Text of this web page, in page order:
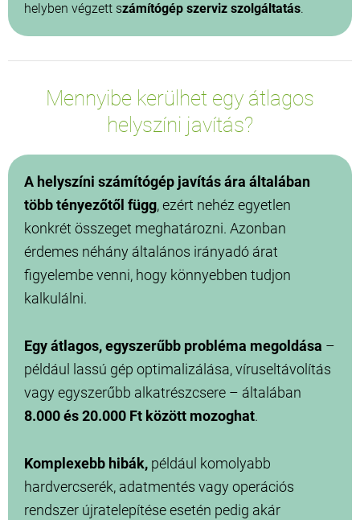
helyben végzett számítógép szerviz szolgáltatás.
Mennyibe kerülhet egy átlagos
helyszíni javítás?
A helyszíni számítógép javítás ára általában
több tényezőtől függ, ezért nehéz egyetlen
konkrét összeget meghatározni. Azonban
érdemes néhány általános irányadó árat
figyelembe venni, hogy könnyebben tudjon
kalkulálni.
Egy átlagos, egyszerűbb probléma megoldása –
például lassú gép optimalizálása, víruseltávolítás
vagy egyszerűbb alkatrészcsere – általában
8.000 és 20.000 Ft között mozoghat.
Komplexebb hibák, például komolyabb
hardvercserék, adatmentés vagy operációs
rendszer újratelepítése esetén pedig akár